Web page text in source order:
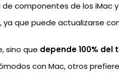
componentes de los iMac y
ya que puede actualizarse
sino que depende 100% del
con Mac, otros